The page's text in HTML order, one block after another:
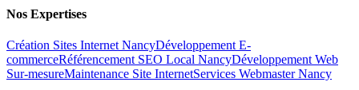
Nos Expertises
Création Sites Internet NancyDéveloppement E-
commerceRéférencement SEO Local NancyDéveloppement Web
Sur-mesureMaintenance Site InternetServices Webmaster Nancy